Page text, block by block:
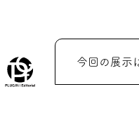
今回の展示